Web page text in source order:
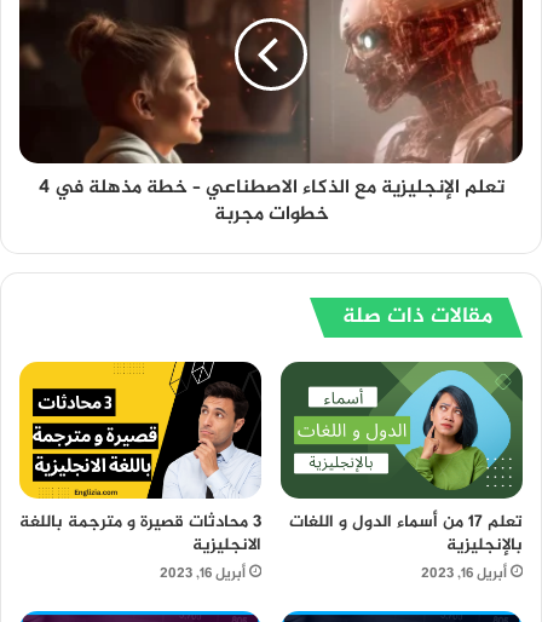
تعلم الإنجليزية مع الذكاء الاصطناعي – خطة مذهلة في 4
خطوات مجربة
مقالات ذات صلة
تعلم 17 من أسماء الدول و اللغات
بالإنجليزية
أبريل 16, 2023
3 محادثات قصيرة و مترجمة باللغة
الانجليزية
أبريل 16, 2023